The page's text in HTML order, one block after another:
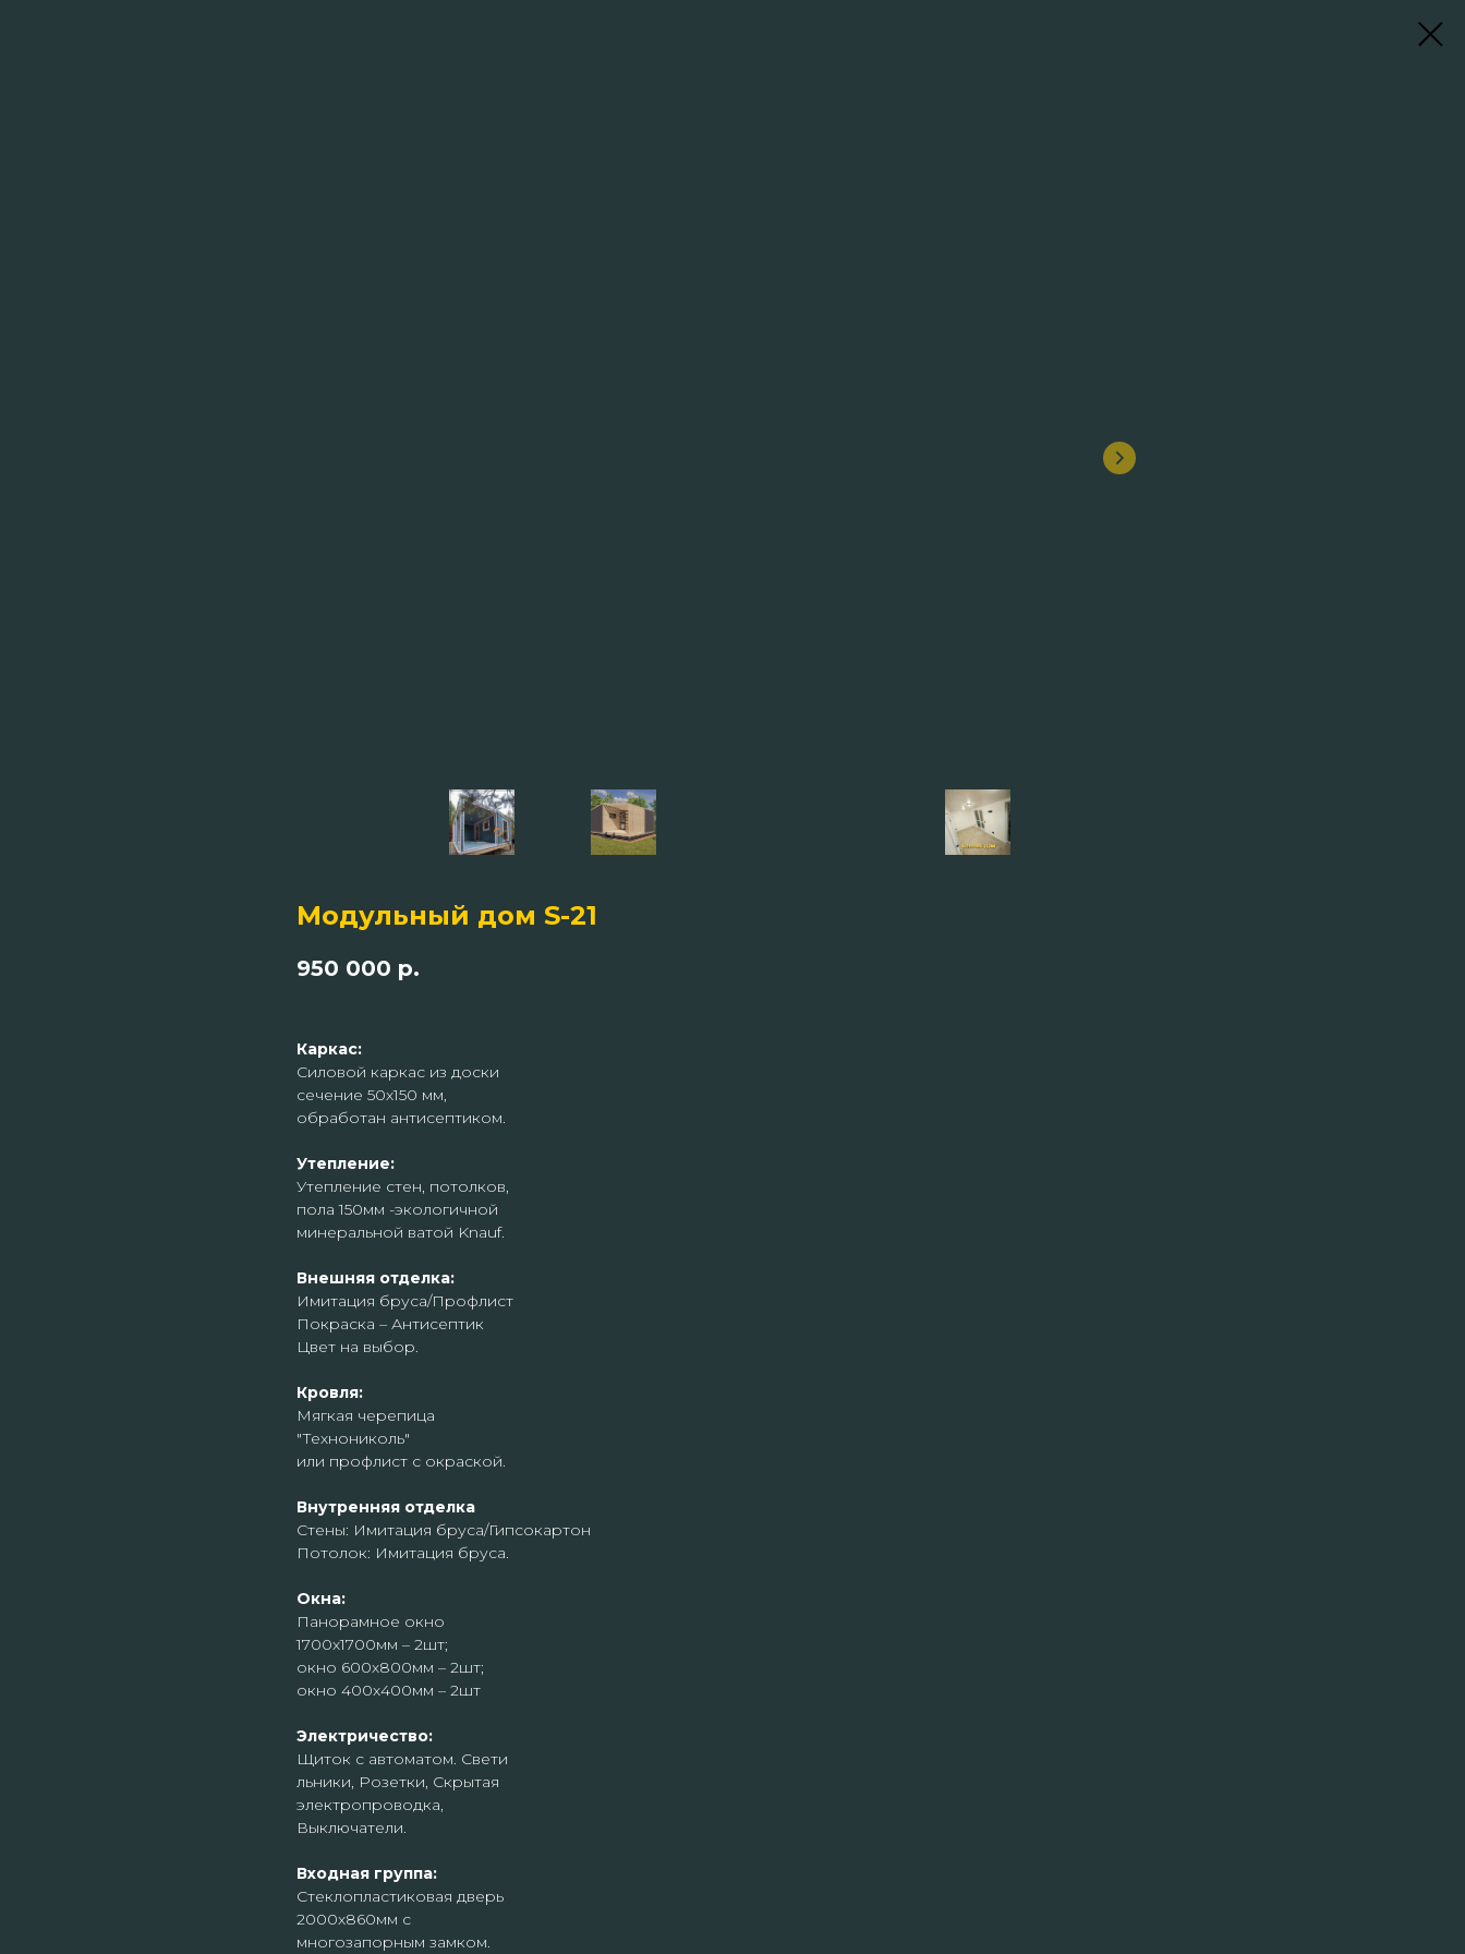
Модульный дом S-21
950 000 р.
Каркас:
Силовой каркас из доски
сечение 50х150 мм,
обработан антисептиком.
Утепление:
Утепление стен, потолков,
пола 150мм -экологичной
минеральной ватой Knauf.
Внешняя отделка:
Имитация бруса/Профлист
Покраска – Антисептик
Цвет на выбор.
Кровля:
Мягкая черепица
"Технониколь"
или профлист с окраской.
Внутренняя отделка
Стены: Имитация бруса/Гипсокартон
Потолок: Имитация бруса.
Окна:
Панорамное окно
1700х1700мм – 2шт;
окно 600х800мм – 2шт;
окно 400х400мм – 2шт
Электричество:
Щиток с автоматом. Свети
льники, Розетки, Скрытая
электропроводка,
Выключатели.
Входная группа:
Стеклопластиковая дверь
2000х860мм с
многозапорным замком.